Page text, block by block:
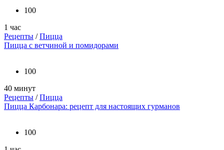
100
1 час
Рецепты /Пицца
Пицца с ветчиной и помидорами
100
40 минут
Рецепты /Пицца
Пицца Карбонара: рецепт для настоящих гурманов
100